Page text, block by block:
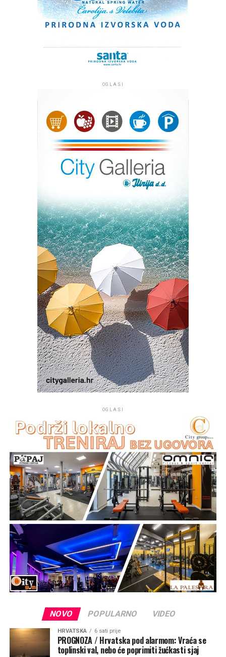
Kip Marije s Isusom, oboje s krunama na glavi, izrađen je
od plemenitog bračkog kamena i visok je tri metra, a s
kipovima u Hrvatskoj. Klesar Vlado Knežević radio ga je
osamnaest mjeseci u klesarskoj radnji ‘Markvinia’ u
Biogradu na Moru. Kip se nalazi uz jedan od
najprometnijih pomorskih kanala između otoka Ugljana i
Pašmana kojim tijekom sezone dnevno prođe više od
dvije tisuće plovila. Želja župljana je da kip posjetiteljima
i prolaznicima koji plove tim kanalom bude
svjedočanstvo vjere, da se na tom mjestu časti Marija. Taj
projekt župe Kukljica pomogli su Općina Kukljica te
drugi dobročinitelji i donatori.
Na mjestu crkvice Gospe od Sniga pomorci su 1514.
godine pronašli sliku Gospe od Sniga te je u njenu čast i
spomen podignuta crkva koja je od tada mjesto vjere,
pouzdanja i izraz ljubavi prema nebeskoj Majci.
„Taj kip je znak vjere, podsjetnik da je Gospa trajno
prisutna među svojim narodom i da majčinskom brigom
prati sve koji tuda prolaze. Gospin pogled je okrenut
prema moru, prema brodicama koje plove tom uvalom,
prema ribarima i obiteljima koje putuju između otoka i
prema putnicima tim morskim putem. To je pogled naše
nebeske Majke koja nas voli, bdije nad nama, hrabri, tješi
i zagovara svoju djecu pred Bogom“, rekao je mons.
Zgrablić.
OGLASI
OGLASI
NOVO POPULARNO VIDEO
HRVATSKA 6 sati prije
PROGNOZA / Hrvatska pod alarmom: Vraća se
toplinski val, nebo će poprimiti žućkasti sjaj